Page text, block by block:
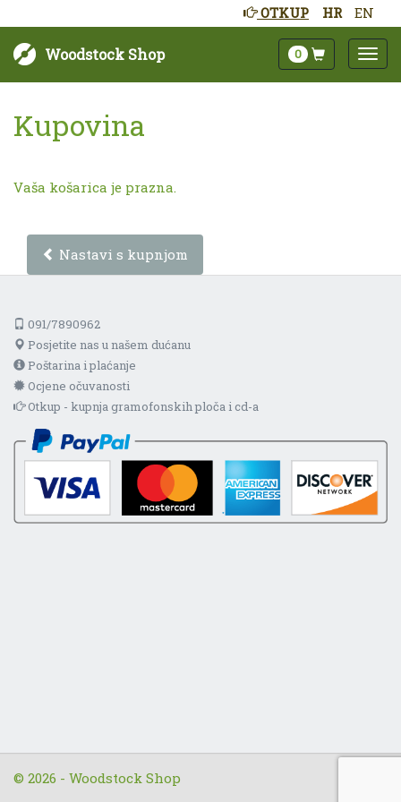
HR EN
OTKUP
Woodstock Shop 0
Kupovina
Vaša košarica je prazna.
Nastavi s kupnjom
091/7890962
Posjetite nas u našem dućanu
Poštarina i plaćanje
Ocjene očuvanosti
Otkup - kupnja gramofonskih ploča i cd-a
© 2026 - Woodstock Shop